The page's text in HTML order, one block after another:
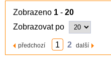
Zobrazeno 1 - 20
Zobrazovat po
předchozí 1 2 další